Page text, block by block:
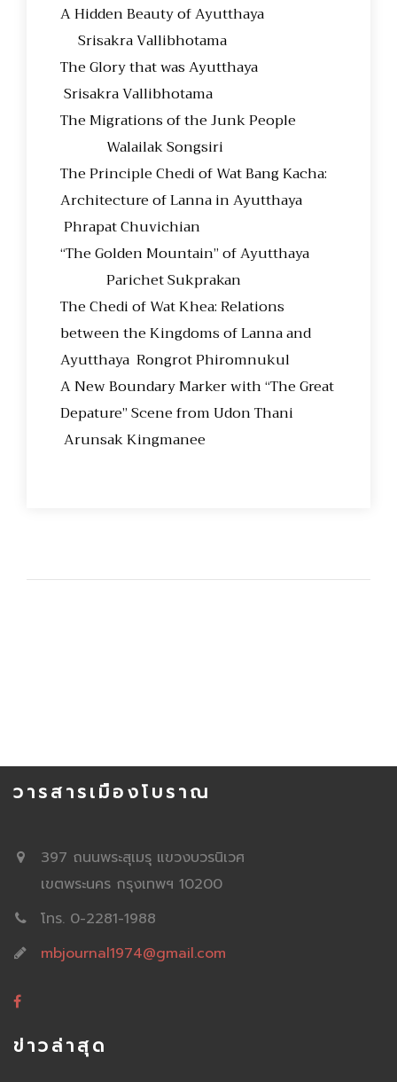
A Hidden Beauty of Ayutthaya
Srisakra Vallibhotama
The Glory that was Ayutthaya
Srisakra Vallibhotama
The Migrations of the Junk People
Walailak Songsiri
The Principle Chedi of Wat Bang Kacha:
Architecture of Lanna in Ayutthaya
Phrapat Chuvichian
“The Golden Mountain” of Ayutthaya
Parichet Sukprakan
The Chedi of Wat Khea: Relations
between the Kingdoms of Lanna and
Ayutthaya Rongrot Phiromnukul
A New Boundary Marker with “The Great
Depature” Scene from Udon Thani
Arunsak Kingmanee
วารสารเมืองโบราณ
397 ถนนพระสุเมรุ แขวงบวรนิเวศ
เขตพระนคร กรุงเทพฯ 10200
โทร. 0-2281-1988
mbjournal1974@gmail.com
ข่าวล่าสุด